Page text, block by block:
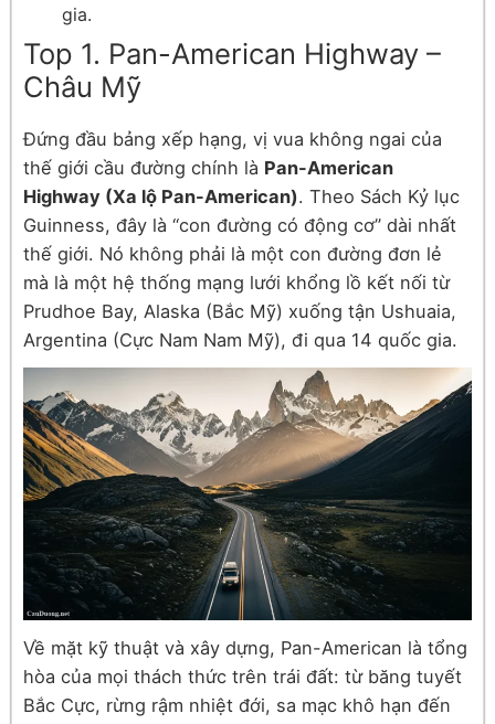
gia.
Top 1. Pan-American Highway –
Châu Mỹ
Đứng đầu bảng xếp hạng, vị vua không ngai của
thế giới cầu đường chính là Pan-American
Highway (Xa lộ Pan-American). Theo Sách Kỷ lục
Guinness, đây là “con đường có động cơ” dài nhất
thế giới. Nó không phải là một con đường đơn lẻ
mà là một hệ thống mạng lưới khổng lồ kết nối từ
Prudhoe Bay, Alaska (Bắc Mỹ) xuống tận Ushuaia,
Argentina (Cực Nam Nam Mỹ), đi qua 14 quốc gia.
Về mặt kỹ thuật và xây dựng, Pan-American là tổng
hòa của mọi thách thức trên trái đất: từ băng tuyết
Bắc Cực, rừng rậm nhiệt đới, sa mạc khô hạn đến